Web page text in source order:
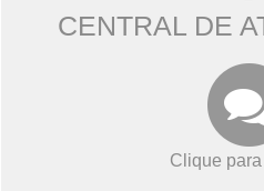
CENTRAL DE
Clique